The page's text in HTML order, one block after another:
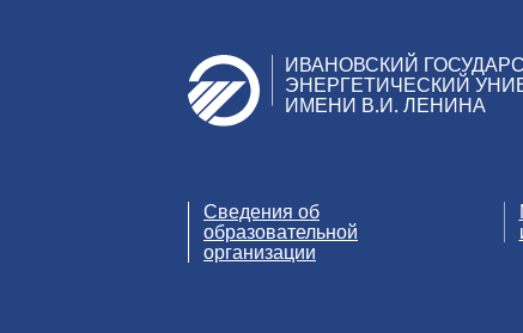
ИЭИ
1935
ИВАНОВСКИЙ
ЭНЕРГЕТИЧЕСКИЙ
ИМЕНИ В.И. ЛЕНИНА
Сведения об
образовательной
организации